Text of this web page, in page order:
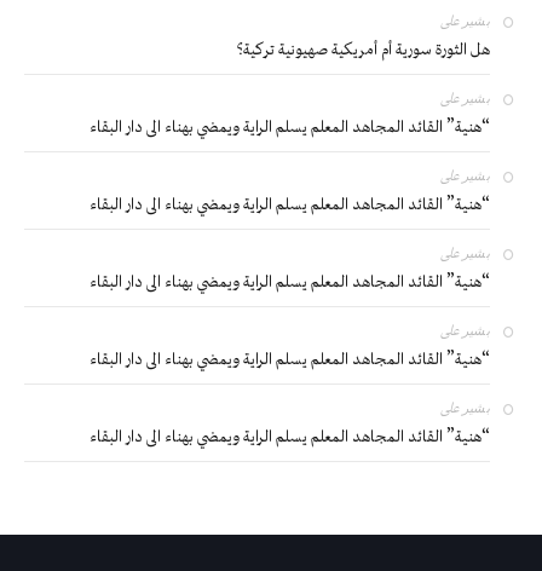
بشير على
هل الثورة سورية أم أمريكية صهيونية تركية؟
بشير على
“هنية” القائد المجاهد المعلم يسلم الراية ويمضي بهناء الى دار البقاء
بشير على
“هنية” القائد المجاهد المعلم يسلم الراية ويمضي بهناء الى دار البقاء
بشير على
“هنية” القائد المجاهد المعلم يسلم الراية ويمضي بهناء الى دار البقاء
بشير على
“هنية” القائد المجاهد المعلم يسلم الراية ويمضي بهناء الى دار البقاء
بشير على
“هنية” القائد المجاهد المعلم يسلم الراية ويمضي بهناء الى دار البقاء